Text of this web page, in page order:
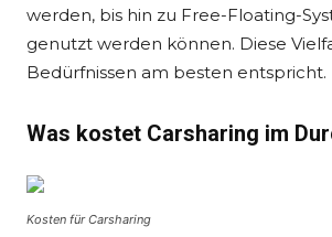
werden, bis hin zu Free-Floating-
genutzt werden können. Diese
Bedürfnissen am besten entspricht.
Was kostet Carsharing im
Kosten für Carsharing